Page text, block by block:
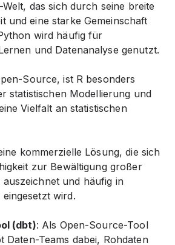
das sich durch seine breite
und eine starke Gemeinschaft
wird häufig für
und Datenanalyse genutzt.
Source, ist R besonders
statistischen Modellierung und
Vielfalt an statistischen
kommerzielle Lösung, die sich
zur Bewältigung großer
auszeichnet und häufig in
wird.
(dbt): Als Open-Source-Tool
Daten-Teams dabei, Rohdaten